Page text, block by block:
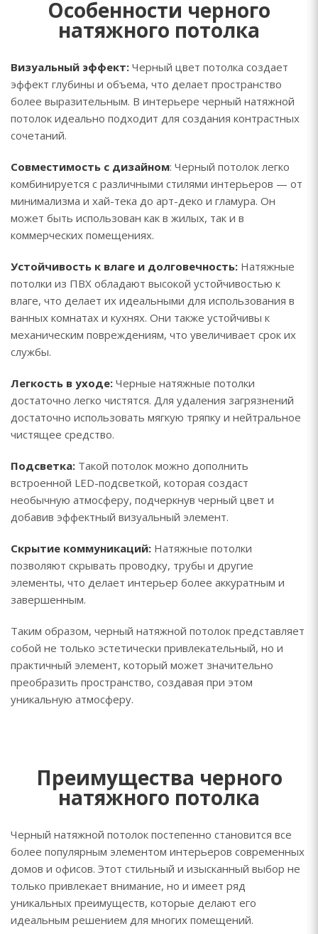
Особенности черного
натяжного потолка
Визуальный эффект: Черный цвет потолка создает
эффект глубины и объема, что делает пространство
более выразительным. В интерьере черный натяжной
потолок идеально подходит для создания контрастных
сочетаний.
Совместимость с дизайном: Черный потолок легко
комбинируется с различными стилями интерьеров — от
минимализма и хай-тека до арт-деко и гламура. Он
может быть использован как в жилых, так и в
коммерческих помещениях.
Устойчивость к влаге и долговечность: Натяжные
потолки из ПВХ обладают высокой устойчивостью к
влаге, что делает их идеальными для использования в
ванных комнатах и кухнях. Они также устойчивы к
механическим повреждениям, что увеличивает срок их
службы.
Легкость в уходе: Черные натяжные потолки
достаточно легко чистятся. Для удаления загрязнений
достаточно использовать мягкую тряпку и нейтральное
чистящее средство.
Подсветка: Такой потолок можно дополнить
встроенной LED-подсветкой, которая создаст
необычную атмосферу, подчеркнув черный цвет и
добавив эффектный визуальный элемент.
Скрытие коммуникаций: Натяжные потолки
позволяют скрывать проводку, трубы и другие
элементы, что делает интерьер более аккуратным и
завершенным.
Таким образом, черный натяжной потолок представляет
собой не только эстетически привлекательный, но и
практичный элемент, который может значительно
преобразить пространство, создавая при этом
уникальную атмосферу.
Преимущества черного
натяжного потолка
Черный натяжной потолок постепенно становится все
более популярным элементом интерьеров современных
домов и офисов. Этот стильный и изысканный выбор не
только привлекает внимание, но и имеет ряд
уникальных преимуществ, которые делают его
идеальным решением для многих помещений.